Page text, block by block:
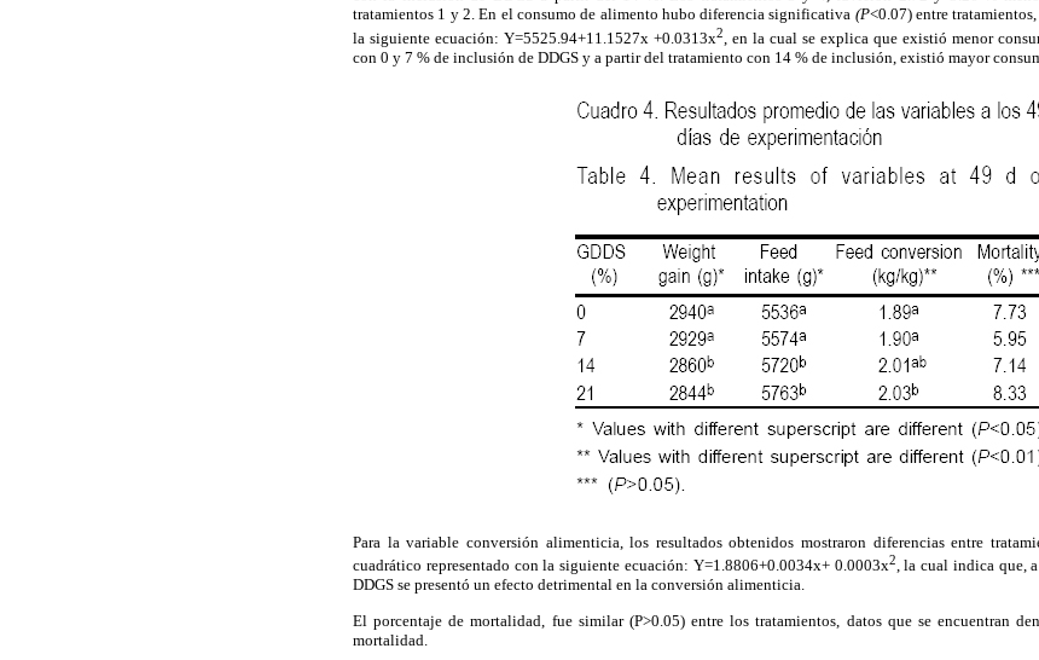
tratamientos 1 y 2. En el consumo de alimento hubo diferencia significativa (P<0.07) entre
la siguiente ecuación: Y=5525.94+11.1527x +0.0313x2
, en la cual se explica que existió menor
con 0 y 7 % de inclusión de DDGS y a partir del tratamiento con 14 % de inclusión, existió mayor
Para la variable conversión alimenticia, los resultados obtenidos mostraron diferencias entre
cuadrático representado con la siguiente ecuación: Y=1.8806+0.0034x+ 0.0003x2, la cual indica que,
DDGS se presentó un efecto detrimental en la conversión alimenticia.
El porcentaje de mortalidad, fue similar (P>0.05) entre los tratamientos, datos que se encuentran
mortalidad.